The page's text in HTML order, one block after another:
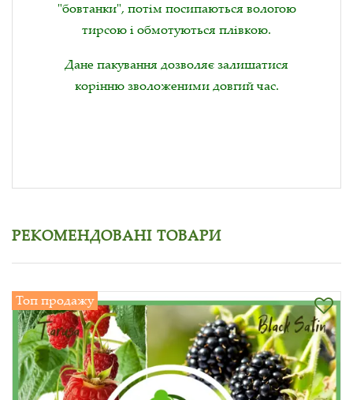
"бовтанки", потім посипаються вологою
тирсою і обмотуються плівкою.
Дане пакування дозволяє залишатися
корінню зволоженими довгий час.
РЕКОМЕНДОВАНІ ТОВАРИ
Топ продажу